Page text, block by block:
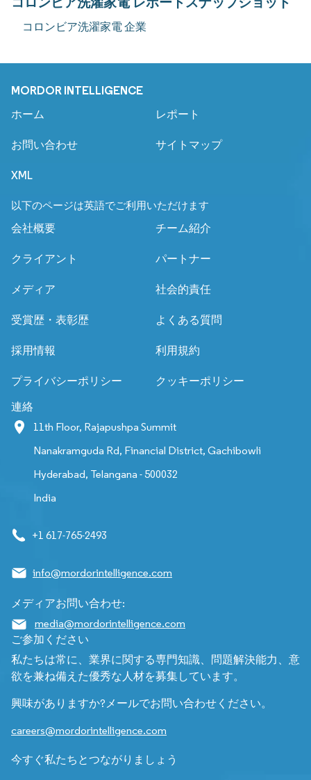
コロンビア洗濯家電 企業
MORDOR INTELLIGENCE
ホーム レポート
お問い合わせ サイトマップ
XML
以下のページは英語でご利用いただけます
会社概要
チーム紹介
クライアント パートナー
メディア 社会的責任
受賞歴・表彰歴 よくある質問
採用情報 利用規約
プライバシーポリシー クッキーポリシー
連絡
11th Floor, Rajapushpa Summit
Nanakramguda Rd, Financial District, Gachibowli
Hyderabad, Telangana - 500032
India
+1 617-765-2493
info@mordorintelligence.com
メディアお問い合わせ:
media@mordorintelligence.com
ご参加ください
私たちは常に、業界に関する専門知識、問題解決能力、意
欲を兼ね備えた優秀な人材を募集しています。
興味がありますか?メールでお問い合わせください。
careers@mordorintelligence.com
今すぐ私たちとつながりましょう